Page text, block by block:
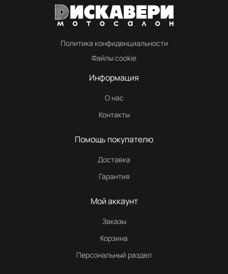
Политика конфиденциальности
Файлы cookie
Информация
О нас
Контакты
Помощь покупателю
Доставка
Гарантия
Мой аккаунт
Заказы
Корзина
Персональный раздел